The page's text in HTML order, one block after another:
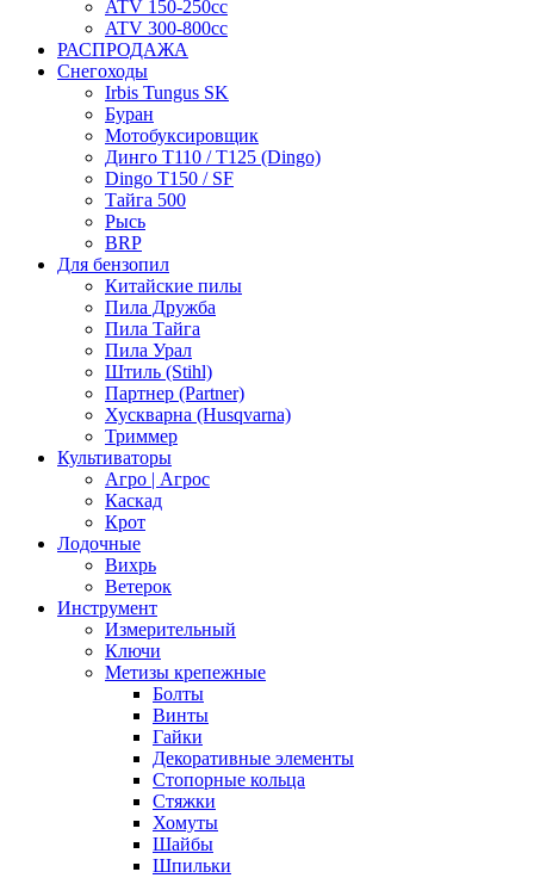
ATV 150-250cc
ATV 300-800cc
РАСПРОДАЖА
Снегоходы
Irbis Tungus SK
Буран
Мотобуксировщик
Динго T110 / T125 (Dingo)
Dingo T150 / SF
Тайга 500
Рысь
BRP
Для бензопил
Китайские пилы
Пила Дружба
Пила Тайга
Пила Урал
Штиль (Stihl)
Партнер (Partner)
Хускварна (Husqvarna)
Триммер
Культиваторы
Агро | Агрос
Каскад
Крот
Лодочные
Вихрь
Ветерок
Инструмент
Измерительный
Ключи
Метизы крепежные
Болты
Винты
Гайки
Декоративные элементы
Стопорные кольца
Стяжки
Хомуты
Шайбы
Шпильки